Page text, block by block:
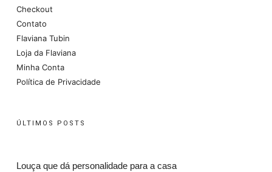
Checkout
Contato
Flaviana Tubin
Loja da Flaviana
Minha Conta
Política de Privacidade
ÚLTIMOS POSTS
Louça que dá personalidade para a casa